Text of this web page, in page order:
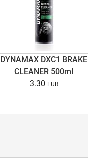
DYNAMAX DXC1 BRAKE
CLEANER 500ml
3.30